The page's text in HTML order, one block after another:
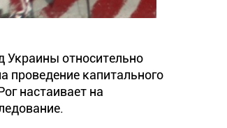
Украины относительно
проведение капитального
настаивает на